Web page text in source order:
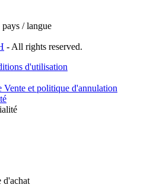
/ langue
- All rights reserved.
d'utilisation
Vente et politique d'annulation
d'achat